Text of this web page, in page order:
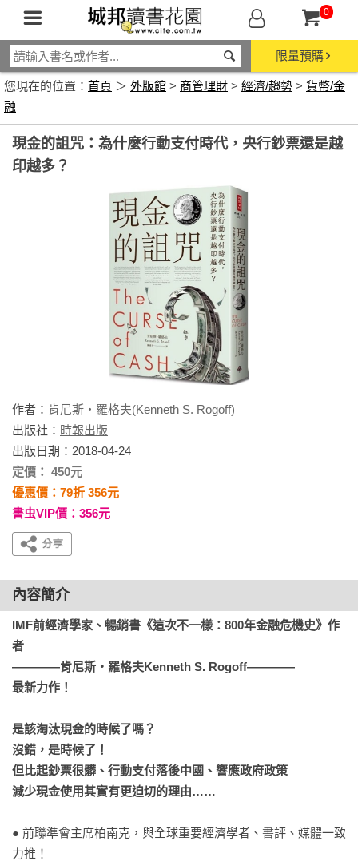
0
限量預購
您現在的位置： 首頁 ＞ 外版館 > 商管理財 > 經濟/趨勢 > 貨幣/金
融
現金的詛咒：為什麼行動支付時代，央行鈔票還是越
印越多？
作者： 肯尼斯‧羅格夫(Kenneth S. Rogoff)
出版社： 時報出版
出版日期：2018-04-24
定價： 450元
優惠價：79折 356元
書虫VIP價：356元
內容簡介
IMF前經濟學家、暢銷書《這次不一樣：800年金融危機史》作
者
————肯尼斯‧羅格夫Kenneth S. Rogoff————
最新力作！
是該淘汰現金的時候了嗎？
沒錯，是時候了！
但比起鈔票很髒、行動支付落後中國、響應政府政策
減少現金使用其實有更迫切的理由……
● 前聯準會主席柏南克，與全球重要經濟學者、書評、媒體一致
力推！